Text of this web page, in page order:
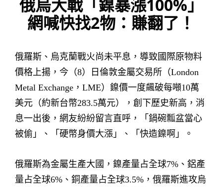
俄烏大戰「鎳暴漲100%」
網喊快找2物：賺翻了！
俄羅斯、烏克蘭戰火尚未平息，導致國際原物料
價格上揚，今（8）日倫敦金屬交易所（London
Metal Exchange，LME）鎳價一度飆破每噸10萬
美元（約新台幣283.5萬元），創下歷史新高，消
息一出後，網友紛紛留言直呼，「鍋碗瓢盆當心
被偷」、「硬幣身價大漲」、「快造鎳啊」。
俄羅斯為金屬生產大國，鎳產量占全球7%、鋁產
量占全球6%、銅產量占全球3.5%，俄羅斯進攻烏